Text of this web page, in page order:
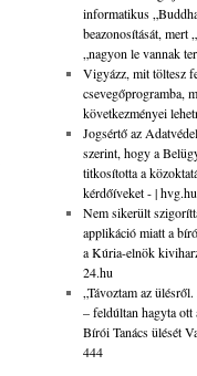
informatikus
beazonosítását, mert
„nagyon le vannak
Vigyázz, mit töltesz
csevegőprogramba,
következményei
Jogsértő az
szerint, hogy a
titkosította a
kérdőíveket - | hvg.hu
Nem sikerült
applikáció miatt a
a Kúria-elnök
24.hu
„Távoztam az
– feldúltan hagyta ott
Bírói Tanács ülését
444